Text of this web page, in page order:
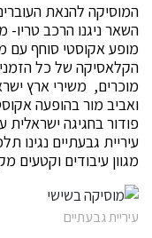
המוסיקה להנאת
השאר ניגנו הרכב
מופע אקוסטי סוחף עם
הקלאסיקה של כל
מוכרים, משירי ארץ
ואביב מור בהופעה
עיריית גבעתיים נגינו
מגוון עיבודים וקטעים
עיריית גבעתיים